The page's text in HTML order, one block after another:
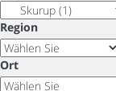
Region
Ort